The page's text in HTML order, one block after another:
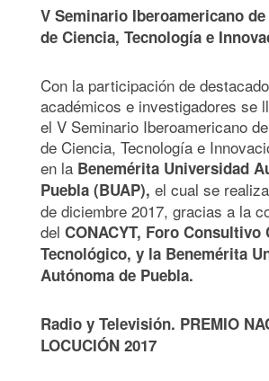
V Seminario Iberoamericano
de Ciencia, Tecnología e
Con la participación de
académicos e investigadores se
el V Seminario Iberoamericano
de Ciencia, Tecnología e
en la Benemérita Universidad
Puebla (BUAP), el cual se
de diciembre 2017, gracias a la
del CONACYT, Foro
Tecnológico, y la Benemérita
Autónoma de Puebla.
Radio y Televisión. PREMIO
LOCUCIÓN 2017